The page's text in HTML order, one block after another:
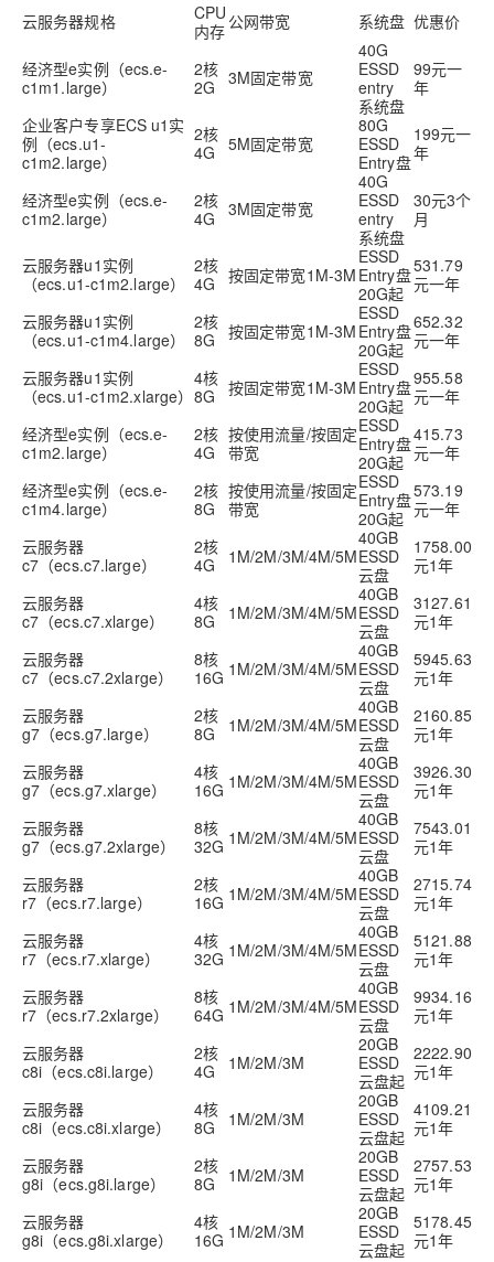
云服务器规格
CPU
内存 公网带宽 系统盘 优惠价
经济型e实例（ecs.e-
c1m1.large）
2核
2G
3M固定带宽
40G
ESSD
entry
系统盘
99元一
年
企业客户专享ECS u1实
例（ecs.u1-
c1m2.large）
2核
4G
5M固定带宽
80G
ESSD
Entry盘
199元一
年
经济型e实例（ecs.e-
c1m2.large）
2核
4G
3M固定带宽
40G
ESSD
entry
系统盘
30元3个
月
云服务器u1实例
（ecs.u1-c1m2.large）
2核
4G
按固定带宽1M-3M
ESSD
Entry盘
20G起
531.79
元一年
云服务器u1实例
（ecs.u1-c1m4.large）
2核
8G
按固定带宽1M-3M
ESSD
Entry盘
20G起
652.32
元一年
云服务器u1实例
（ecs.u1-c1m2.xlarge）
4核
8G
按固定带宽1M-3M
ESSD
Entry盘
20G起
955.58
元一年
经济型e实例（ecs.e-
c1m2.large）
2核
4G
按使用流量/按固定
带宽
ESSD
Entry盘
20G起
415.73
元一年
经济型e实例（ecs.e-
c1m4.large）
2核
8G
按使用流量/按固定
带宽
ESSD
Entry盘
20G起
573.19
元一年
云服务器
c7（ecs.c7.large）
2核
4G
1M/2M/3M/4M/5M
40GB
ESSD
云盘
1758.00
元1年
云服务器
c7（ecs.c7.xlarge）
4核
8G
1M/2M/3M/4M/5M
40GB
ESSD
云盘
3127.61
元1年
云服务器
c7（ecs.c7.2xlarge）
8核
16G 1M/2M/3M/4M/5M
40GB
ESSD
云盘
5945.63
元1年
云服务器
g7（ecs.g7.large）
2核
8G
1M/2M/3M/4M/5M
40GB
ESSD
云盘
2160.85
元1年
云服务器
g7（ecs.g7.xlarge）
4核
16G 1M/2M/3M/4M/5M
40GB
ESSD
云盘
3926.30
元1年
云服务器
g7（ecs.g7.2xlarge）
8核
32G 1M/2M/3M/4M/5M
40GB
ESSD
云盘
7543.01
元1年
云服务器
r7（ecs.r7.large）
2核
16G 1M/2M/3M/4M/5M
40GB
ESSD
云盘
2715.74
元1年
云服务器
r7（ecs.r7.xlarge）
4核
32G 1M/2M/3M/4M/5M
40GB
ESSD
云盘
5121.88
元1年
云服务器
r7（ecs.r7.2xlarge）
8核
64G 1M/2M/3M/4M/5M
40GB
ESSD
云盘
9934.16
元1年
云服务器
c8i（ecs.c8i.large）
2核
4G
1M/2M/3M
20GB
ESSD
云盘起
2222.90
元1年
云服务器
c8i（ecs.c8i.xlarge）
4核
8G
1M/2M/3M
20GB
ESSD
云盘起
4109.21
元1年
云服务器
g8i（ecs.g8i.large）
2核
8G
1M/2M/3M
20GB
ESSD
云盘起
2757.53
元1年
云服务器
g8i（ecs.g8i.xlarge）
4核
16G 1M/2M/3M
20GB
ESSD
云盘起
5178.45
元1年